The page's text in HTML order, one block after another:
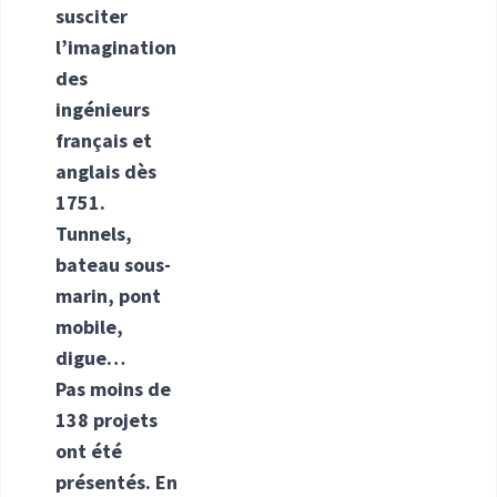
susciter
l’imagination
des
ingénieurs
français et
anglais dès
1751.
Tunnels,
bateau sous-
marin, pont
mobile,
digue…
Pas moins de
138 projets
ont été
présentés. En